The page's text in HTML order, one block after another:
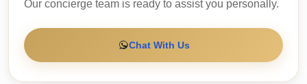
Our concierge team is ready to assist you personally.
Chat With Us